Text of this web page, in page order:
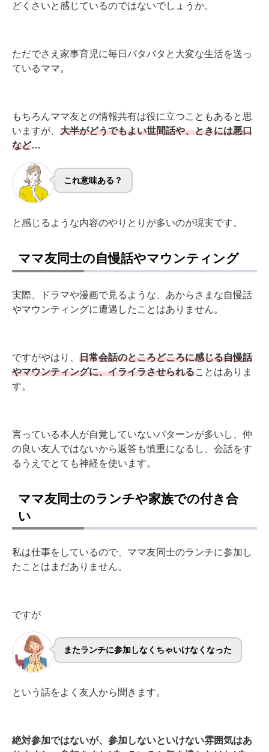
どくさいと感じているのではないでしょうか。
ただでさえ家事育児に毎日バタバタと大変な生活を送っ
ているママ。
もちろんママ友との情報共有は役に立つこともあると思
いますが、 大半がどうでもよい世間話や、ときには悪口
など…
これ意味ある？
と感じるような内容のやりとりが多いのが現実です。
ママ友同士の自慢話やマウンティング
実際、ドラマや漫画で見るような、あからさまな自慢話
やマウンティングに遭遇したことはありません。
ですがやはり、 日常会話のところどころに感じる自慢話
やマウンティングに、イライラさせられる ことはありま
す。
言っている本人が自覚していないパターンが多いし、仲
の良い友人ではないから返答も慎重になるし、会話をす
るうえでとても神経を使います。
ママ友同士のランチや家族での付き合
い
私は仕事をしているので、ママ友同士のランチに参加し
たことはまだありません。
ですが
またランチに参加しなくちゃいけなくなった
という話をよく友人から聞きます。
絶対参加ではないが、参加しないといけない雰囲気はあ